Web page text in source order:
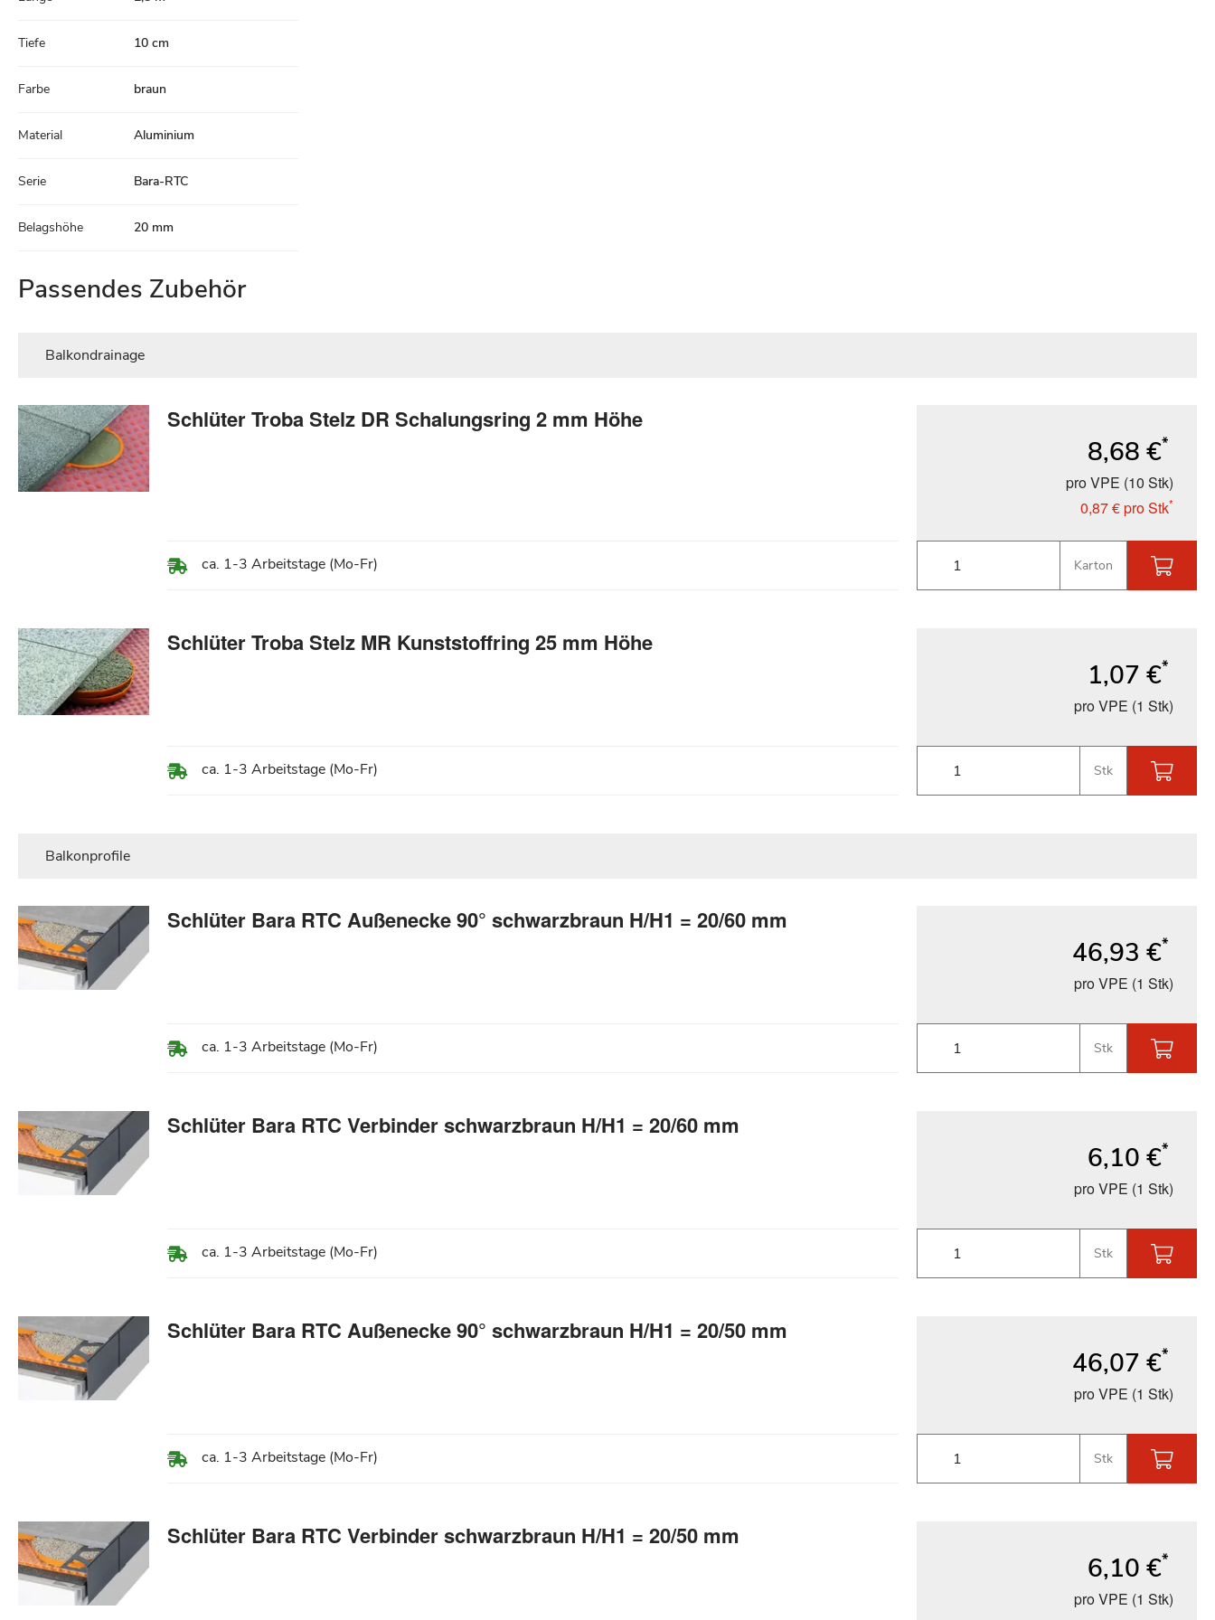
Tiefe 10 cm
Farbe braun
Material Aluminium
Serie Bara-RTC
Belagshöhe 20 mm
Passendes Zubehör
Balkondrainage
Schlüter Troba Stelz DR Schalungsring 2 mm Höhe
ca. 1-3 Arbeitstage (Mo-Fr)
8,68 €*
pro VPE (10 Stk)
0,87 €pro Stk*
Karton
Schlüter Troba Stelz MR Kunststoffring 25 mm Höhe
ca. 1-3 Arbeitstage (Mo-Fr)
1,07 €*
pro VPE (1 Stk)
Stk
Balkonprofile
Schlüter Bara RTC Außenecke 90° schwarzbraun H/H1 = 20/60 mm
ca. 1-3 Arbeitstage (Mo-Fr)
46,93 €*
pro VPE (1 Stk)
Stk
Schlüter Bara RTC Verbinder schwarzbraun H/H1 = 20/60 mm
ca. 1-3 Arbeitstage (Mo-Fr)
6,10 €*
pro VPE (1 Stk)
Stk
Schlüter Bara RTC Außenecke 90° schwarzbraun H/H1 = 20/50 mm
ca. 1-3 Arbeitstage (Mo-Fr)
46,07 €*
pro VPE (1 Stk)
Stk
Schlüter Bara RTC Verbinder schwarzbraun H/H1 = 20/50 mm
6,10 €*
pro VPE (1 Stk)